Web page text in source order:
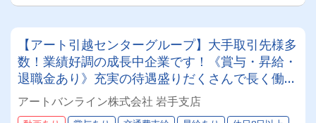
【アート引越センターグループ】大手取引先様多
数！業績好調の成長中企業です！《賞与・昇給・
退職金あり》充実の待遇盛りだくさんで長く働け
ます！《大型ドライバー》★未経験ＯＫ★仕事と
プライベートの両立が叶う環境です♪【紹介者制
アートバンライン株式会社 岩手支店